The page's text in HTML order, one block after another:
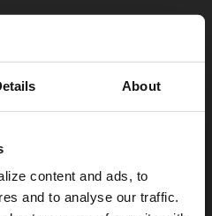
About
content and ads, to
and to analyse our traffic.
United States?